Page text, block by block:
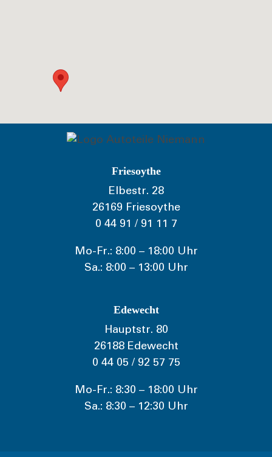
Friesoythe
Elbestr. 28
26169 Friesoythe
0 44 91 / 91 11 7
Mo-Fr.: 8:00 – 18:00 Uhr
Sa.: 8:00 – 13:00 Uhr
Edewecht
Hauptstr. 80
26188 Edewecht
0 44 05 / 92 57 75
Mo-Fr.: 8:30 – 18:00 Uhr
Sa.: 8:30 – 12:30 Uhr